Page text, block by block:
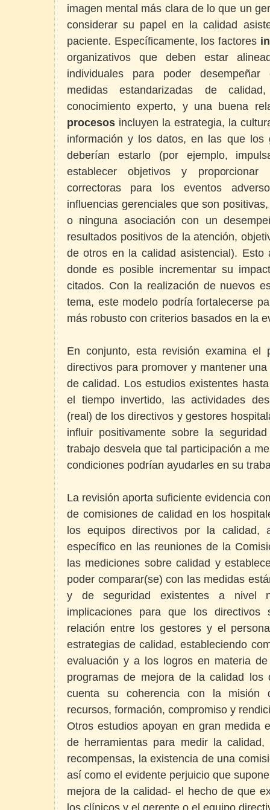
imagen mental más clara de lo que un
considerar su papel en la calidad
paciente. Específicamente, los factores
organizativos que deben estar
individuales para poder
medidas estandarizadas de
conocimiento experto, y una buena
procesos incluyen la estrategia, la
información y los datos, en las que los
deberían estarlo (por ejemplo,
establecer objetivos y proporcionar
correctoras para los eventos
influencias gerenciales que son
o ninguna asociación con un
resultados positivos de la atención,
de otros en la calidad asistencial). Esto
donde es posible incrementar su
citados. Con la realización de nuevos
tema, este modelo podría fortalecerse
más robusto con criterios basados en la
En conjunto, esta revisión examina el
directivos para promover y mantener
de calidad. Los estudios existentes
el tiempo invertido, las actividades
(real) de los directivos y gestores
influir positivamente sobre la
trabajo desvela que tal participación a
condiciones podrían ayudarles en su
La revisión aporta suficiente evidencia
de comisiones de calidad en los
los equipos directivos por la calidad,
específico en las reuniones de la
las mediciones sobre calidad y
poder comparar(se) con las medidas
y de seguridad existentes a nivel
implicaciones para que los
relación entre los gestores y el
estrategias de calidad, estableciendo
evaluación y a los logros en materia
programas de mejora de la calidad los
cuenta su coherencia con la misión
recursos, formación, compromiso y
Otros estudios apoyan en gran medida
de herramientas para medir la
recompensas, la existencia de una
así como el evidente perjuicio que
mejora de la calidad- el hecho de que